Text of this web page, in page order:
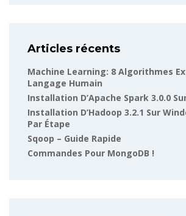
Articles récents
Machine Learning: 8 Algorithmes
Langage Humain
Installation D’Apache Spark 3.0.0
Installation D’Hadoop 3.2.1 Sur
Par Étape
Sqoop – Guide Rapide
Commandes Pour MongoDB !